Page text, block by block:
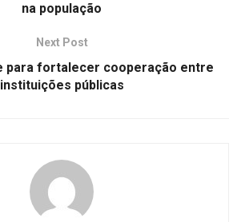
na população
Next Post
para fortalecer cooperação entre
instituições públicas